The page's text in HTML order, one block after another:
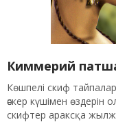
Киммерий
Көшпелі скиф
әскер күшімен
скифтер араксқа